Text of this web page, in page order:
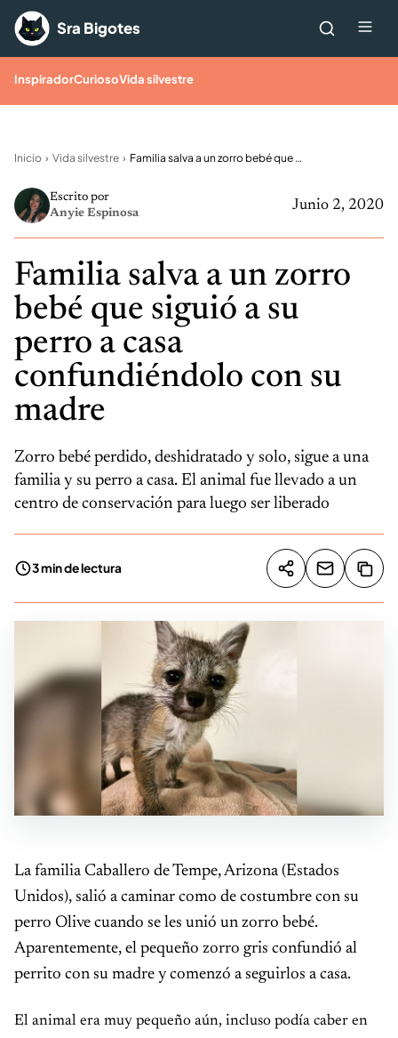
Saltar al contenido
Sra Bigotes
InspiradorCuriosoVida silvestre
Inicio Vida silvestre Familia salva a un zorro bebé que siguió a su perro a casa confundiéndolo con su madre
Junio 2, 2020
Escrito por
Anyie Espinosa
Familia salva a un zorro
bebé que siguió a su
perro a casa
confundiéndolo con su
madre
Zorro bebé perdido, deshidratado y solo, sigue a una
familia y su perro a casa. El animal fue llevado a un
centro de conservación para luego ser liberado
3 min de lectura Compartir
La familia Caballero de Tempe, Arizona (Estados
Unidos), salió a caminar como de costumbre con su
perro Olive cuando se les unió un zorro bebé.
Aparentemente, el pequeño zorro gris confundió al
perrito con su madre y comenzó a seguirlos a casa.
El animal era muy pequeño aún, incluso podía caber en